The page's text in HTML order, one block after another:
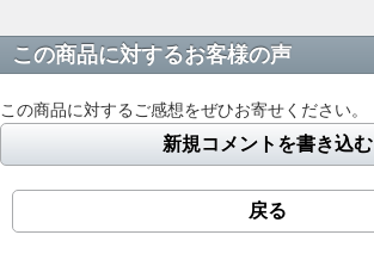
この商品に対するお客様の声
この商品に対するご感想をぜひお寄せください。
新規コメントを書き込む
戻る